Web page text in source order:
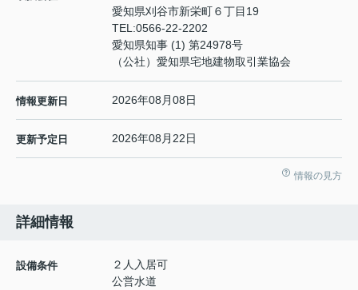
愛知県刈谷市新栄町６丁目19
TEL:0566-22-2202
愛知県知事 (1) 第24978号
（公社）愛知県宅地建物取引業協会
情報更新日 2026年08月08日
更新予定日 2026年08月22日
情報の見方
詳細情報
設備条件
２人入居可
公営水道